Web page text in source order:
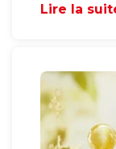
Lire la